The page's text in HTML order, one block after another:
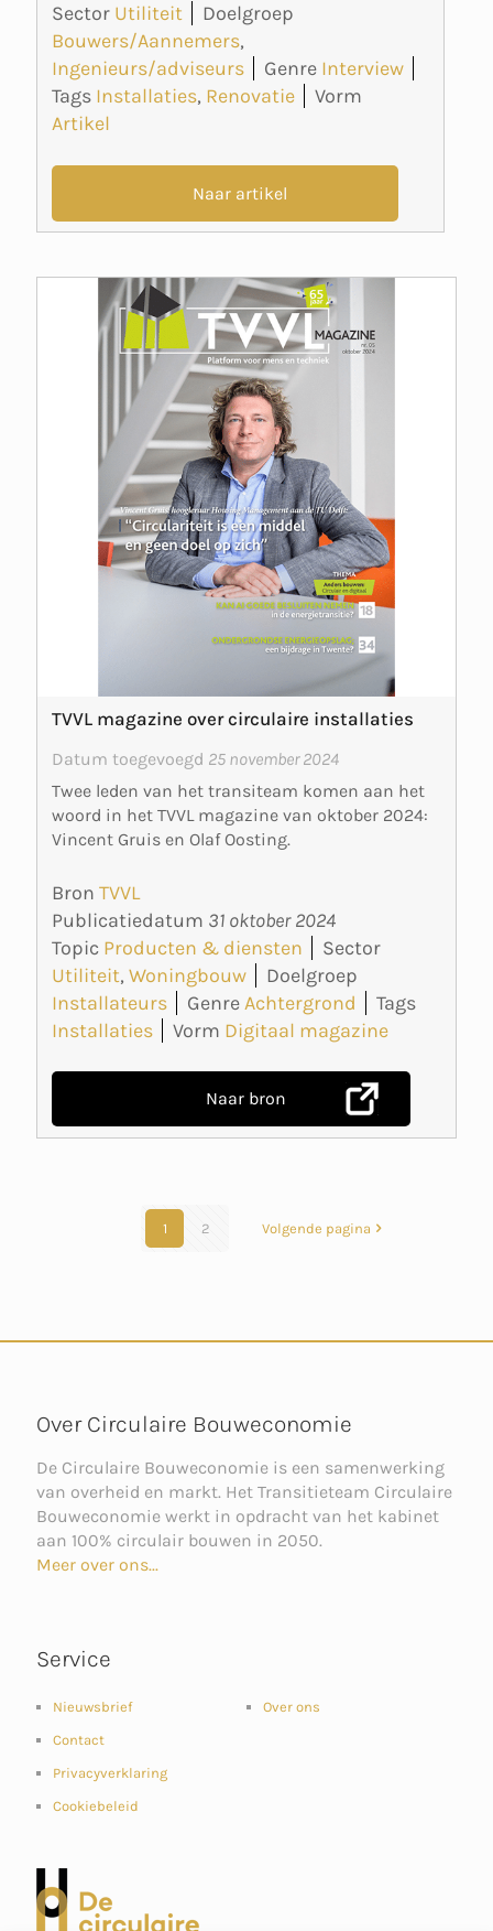
Sector Utiliteit
Doelgroep
Bouwers/Aannemers,
Ingenieurs/adviseurs
Genre Interview
Tags Installaties, Renovatie
Vorm
Artikel
Naar artikel
TVVL magazine over circulaire installaties
Datum toegevoegd 25 november 2024
Twee leden van het transiteam komen aan het
woord in het TVVL magazine van oktober 2024:
Vincent Gruis en Olaf Oosting.
Bron TVVL
Publicatiedatum 31 oktober 2024
Topic Producten & diensten
Sector
Utiliteit, Woningbouw
Doelgroep
Installateurs
GenreAchtergrond
Tags
Installaties
Vorm Digitaal magazine
Naar bron
1 2 Volgende pagina
Over Circulaire Bouweconomie
De Circulaire Bouweconomie is een samenwerking
van overheid en markt. Het Transitieteam Circulaire
Bouweconomie werkt in opdracht van het kabinet
aan 100% circulair bouwen in 2050.
Meer over ons...
Service
Nieuwsbrief
Contact
Privacyverklaring
Cookiebeleid
Over ons